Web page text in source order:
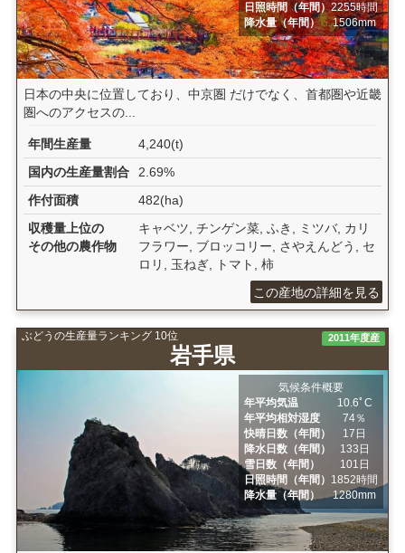
日照時間（年間）2255時間
降水量（年間）
1506mm
日本の中央に位置しており、中京圏 だけでなく、首都圏や近畿
圏へのアクセスの...
年間生産量
4,240(t)
国内の生産量割合
2.69%
作付面積
482(ha)
収穫量上位の
その他の農作物
キャベツ, チンゲン菜, ふき, ミツバ, カリ
フラワー, ブロッコリー, さやえんどう, セ
ロリ, 玉ねぎ, トマト, 柿
この産地の詳細を見る
ぶどうの生産量ランキング 10位
岩手県
2011年度産
気候条件概要
年平均気温
10.6ﾟC
年平均相対湿度
74％
快晴日数（年間）
17日
降水日数（年間）
133日
雪日数（年間）
101日
日照時間（年間） 1852時間
降水量（年間）
1280mm